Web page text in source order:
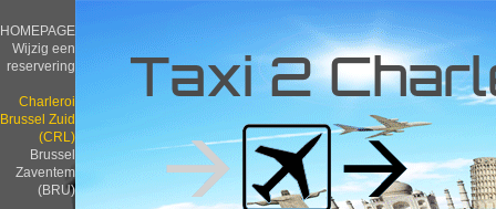
HOMEPAGE
Wijzig een
reservering
Charleroi
Brussel Zuid
(CRL)
Brussel
Zaventem
(BRU)
Taxi 2